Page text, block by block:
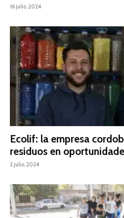
16 julio, 2024
Ecolif: la empresa
residuos en
2 julio, 2024